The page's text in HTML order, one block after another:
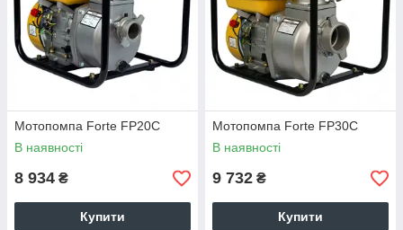
Мотопомпа Forte FP20C
В наявності
8 934 ₴
Купити
Мотопомпа Forte FP30C
В наявності
9 732 ₴
Купити